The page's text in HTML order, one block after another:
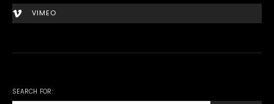
VIMEO
SEARCH FOR: